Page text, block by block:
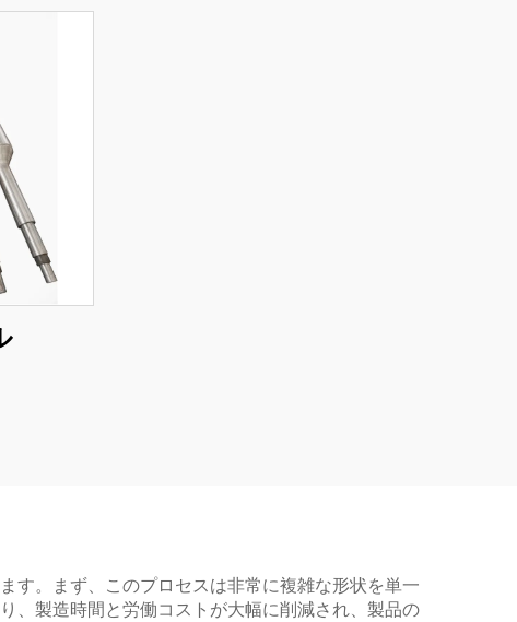
す。まず、このプロセスは非常に複雑な形状を単一
、製造時間と労働コストが大幅に削減され、製品の